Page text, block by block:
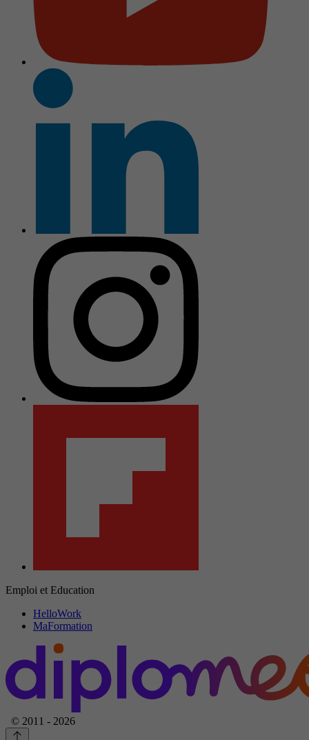
Emploi et Education
HelloWork
MaFormation
© 2011 - 2026